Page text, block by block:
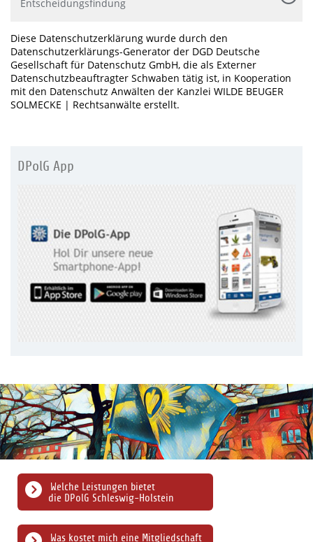
Entscheidungsfindung
Diese Datenschutzerklärung wurde durch den
Datenschutzerklärungs-Generator der DGD Deutsche
Gesellschaft für Datenschutz GmbH, die als Externer
Datenschutzbeauftragter Schwaben tätig ist, in Kooperation
mit den Datenschutz Anwälten der Kanzlei WILDE BEUGER
SOLMECKE | Rechtsanwälte erstellt.
DPolG App
Was kostet mich eine Mitgliedschaft
Welche Leistungen bietet
die DPolG Schleswig-Holstein